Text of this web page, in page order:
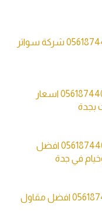
مقاول تركيب سواتر بجدة جوال:0561874408 شركة سواتر
مقاول تركيب مظلات بجدة جوال:0561874408 اسعار
بجدة
اسعار بيوت الشعر في جدة جوال:0561874408 افضل
في جدة
شركة عزل اسطح بجدة جوال:0561874408 افضل مقاول